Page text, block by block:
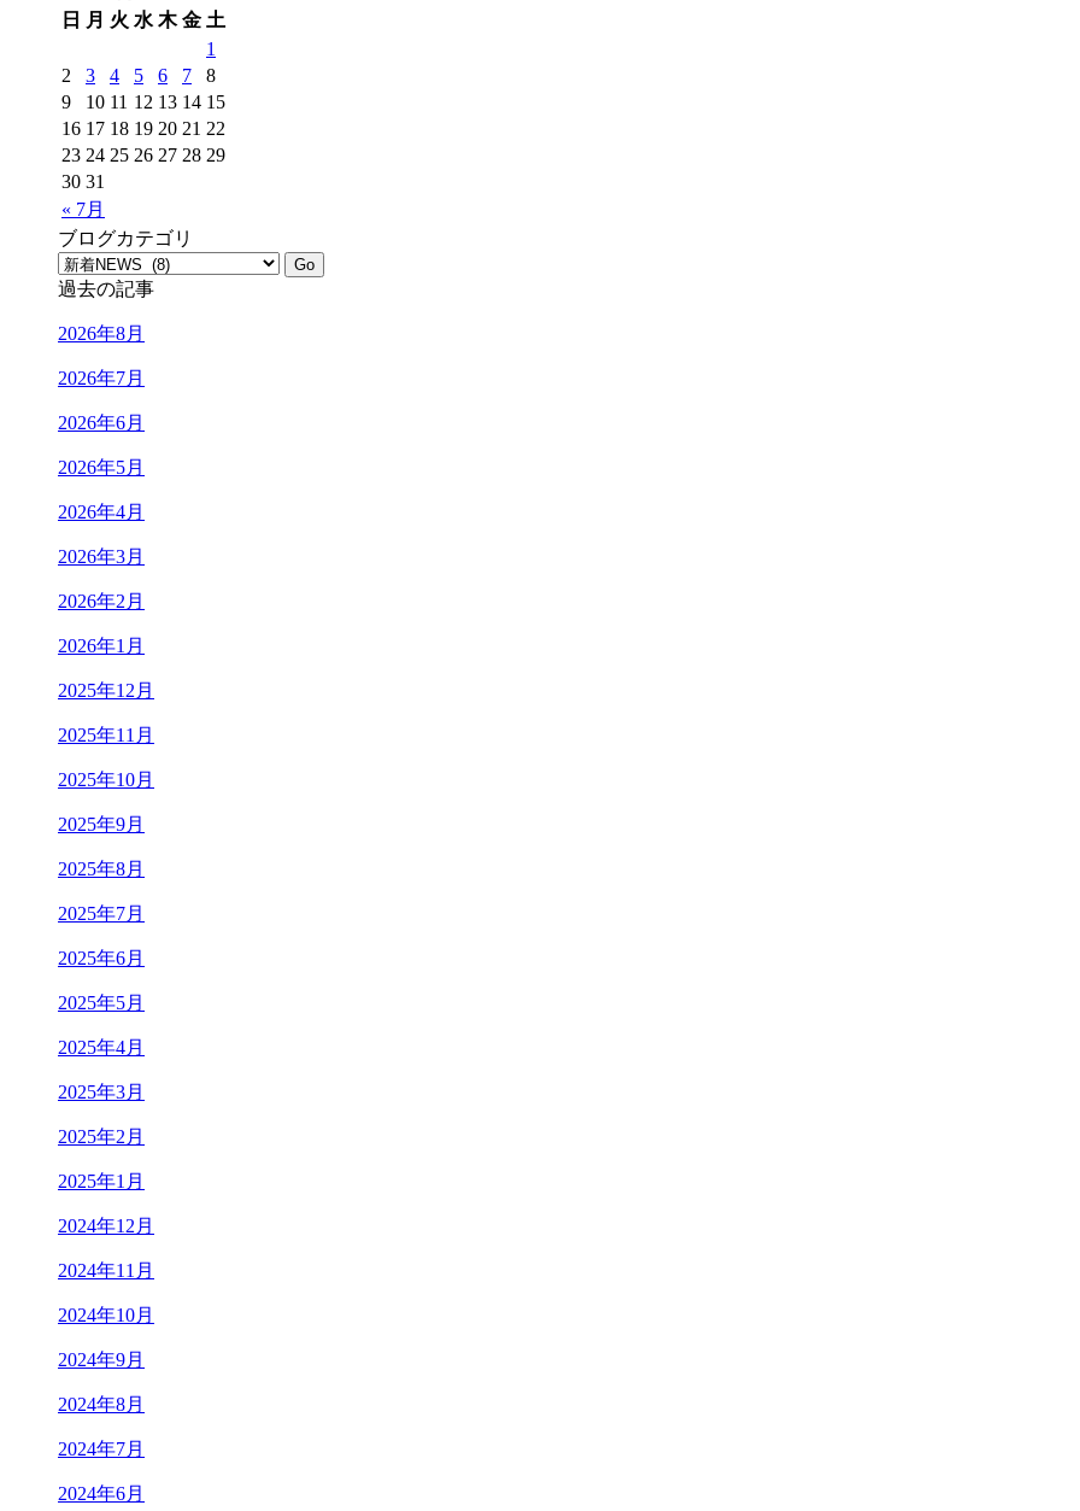
日
月 火 水 木 金 土
« 7月
1
2
3 4 5 6 7
8
9
10 11 12 13 14 15
16 17 18 19 20 21 22
23 24 25 26 27 28 29
30 31
ブログカテゴリ
過去の記事
2026年8月
2026年7月
2026年6月
2026年5月
2026年4月
2026年3月
2026年2月
2026年1月
2025年12月
2025年11月
2025年10月
2025年9月
2025年8月
2025年7月
2025年6月
2025年5月
2025年4月
2025年3月
2025年2月
2025年1月
2024年12月
2024年11月
2024年10月
2024年9月
2024年8月
2024年7月
2024年6月